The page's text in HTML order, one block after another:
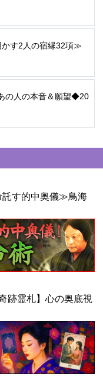
す2人の宿縁32項≫
の人の本音＆願望◆20
託す的中奥儀≫鳥海
跡霊札】心の奥底視